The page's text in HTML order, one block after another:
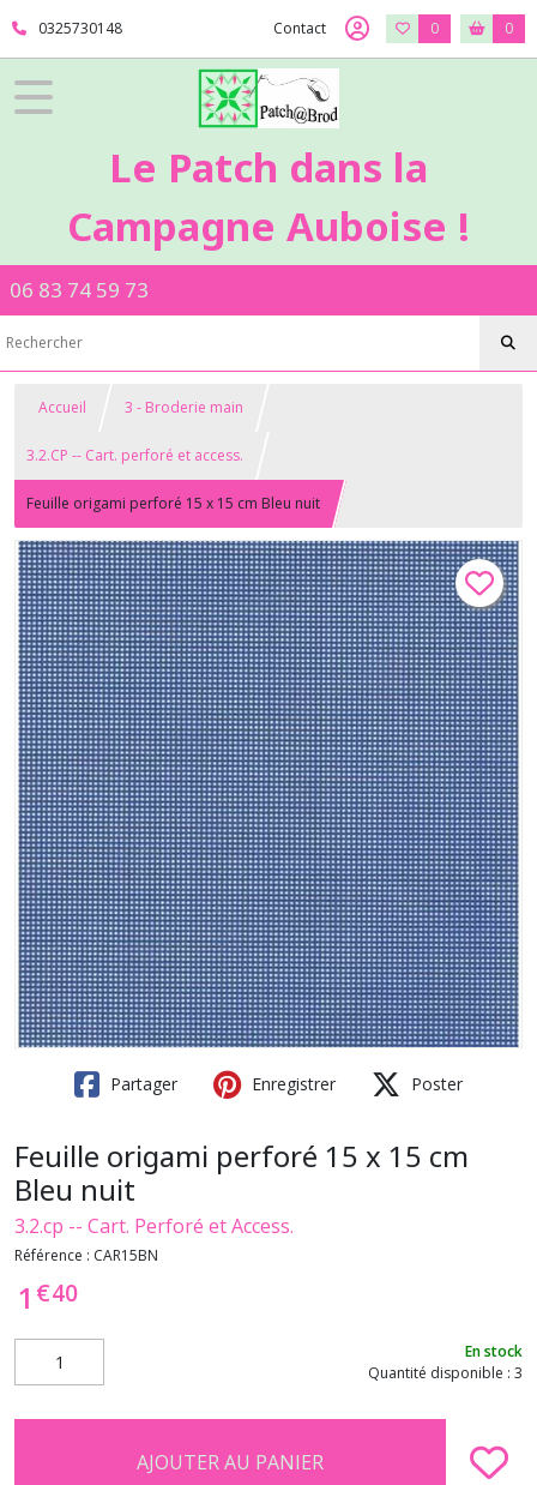
0325730148 Contact 0 0
Le Patch dans la
Campagne Auboise !
06 83 74 59 73
Accueil 3 - Broderie main
3.2.CP -- Cart. perforé et access.
Feuille origami perforé 15 x 15 cm Bleu nuit
Partager Enregistrer Poster
Feuille origami perforé 15 x 15 cm
Bleu nuit
3.2.cp -- Cart. Perforé et Access.
Référence : CAR15BN
1 €40
En stock
Quantité disponible : 3
AJOUTER AU PANIER